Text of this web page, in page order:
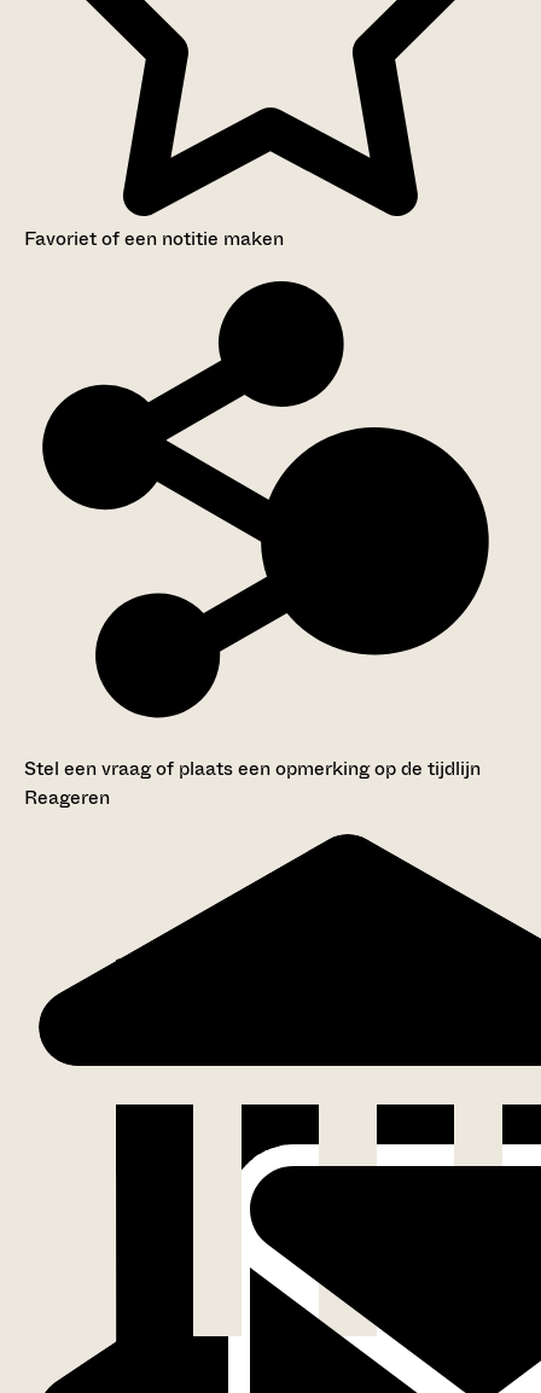
Favoriet of een notitie maken
Stel een vraag of plaats een opmerking op de tijdlijn
Reageren